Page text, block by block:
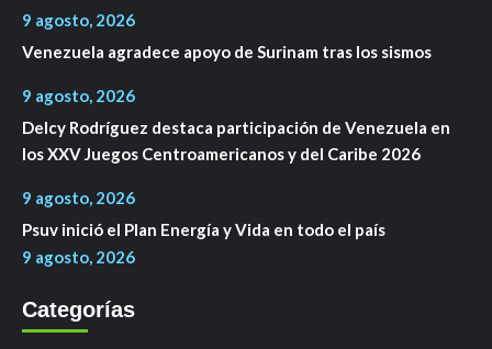
9 agosto, 2026
Venezuela agradece apoyo de Surinam tras los sismos
9 agosto, 2026
Delcy Rodríguez destaca participación de Venezuela en
los XXV Juegos Centroamericanos y del Caribe 2026
9 agosto, 2026
Psuv inició el Plan Energía y Vida en todo el país
9 agosto, 2026
Categorías